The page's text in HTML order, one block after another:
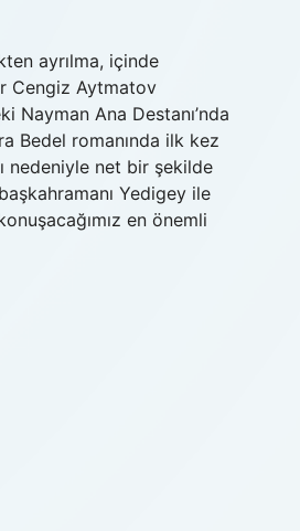
ayrılma, içinde
Cengiz Aytmatov
Nayman Ana Destanı’nda
Bedel romanında ilk kez
nedeniyle net bir şekilde
Yedigey ile
en önemli